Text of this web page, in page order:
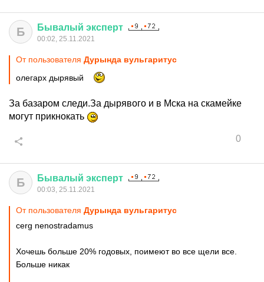
Б Бывалый эксперт
00:02, 25.11.2021
От пользователя Дурында вульгаритус
олегарх дырявый
За базаром следи.За дырявого и в Мска на скамейке
могут прикнокать
0
Б Бывалый эксперт
00:03, 25.11.2021
От пользователя Дурында вульгаритус
cerg nenostradamus
Хочешь больше 20% годовых, поимеют во все щели все.
Больше никак